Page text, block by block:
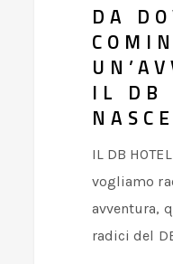
DA
IL DB
IL DB
vogliamo
avventura,
radici del